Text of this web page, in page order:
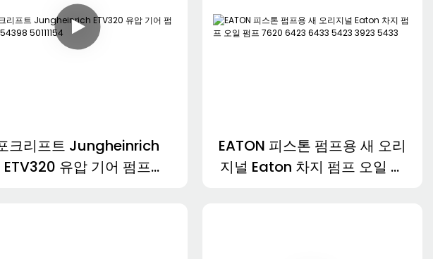
크리프트 Jungheinrich
ETV320 유압 기어 펌프
EATON 피스톤 펌프용 새 오리
지널 Eaton 차지 펌프 오일 펌